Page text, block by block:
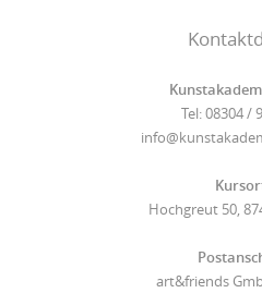
Tel: 08304 /
Hochgreut 50,
art&friends